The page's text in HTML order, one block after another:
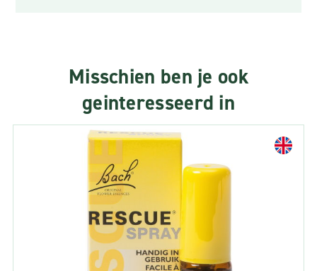
Misschien ben je ook
geinteresseerd in